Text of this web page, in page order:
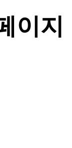
이지